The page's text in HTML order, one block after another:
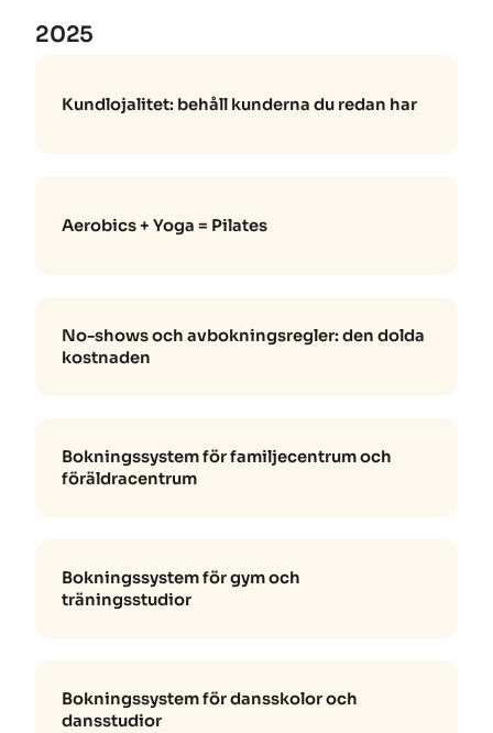
2025
Kundlojalitet: behåll kunderna du redan har
Aerobics + Yoga = Pilates
No-shows och avbokningsregler: den dolda
kostnaden
Bokningssystem för familjecentrum och
föräldracentrum
Bokningssystem för gym och
träningsstudior
Bokningssystem för dansskolor och
dansstudior